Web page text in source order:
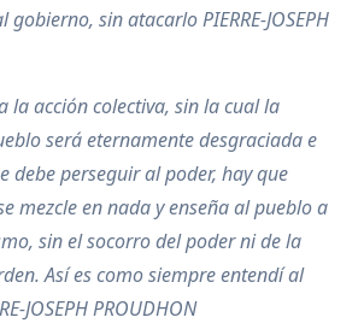
sin atacarlo PIERRE-JOSEPH
la acción colectiva, sin la cual la
será eternamente desgraciada e
debe perseguir al poder, hay que
mezcle en nada y enseña al pueblo a
sin el socorro del poder ni de la
Así es como siempre entendí al
JOSEPH PROUDHON